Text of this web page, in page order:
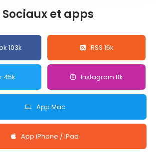
Sociaux et apps
103k RSS 16k
45k Instagram 8k
App Mac
App iPhone / iPad